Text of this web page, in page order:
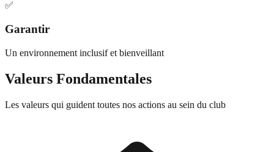
✅
Garantir
Un environnement inclusif et bienveillant
Valeurs Fondamentales
Les valeurs qui guident toutes nos actions au sein du club